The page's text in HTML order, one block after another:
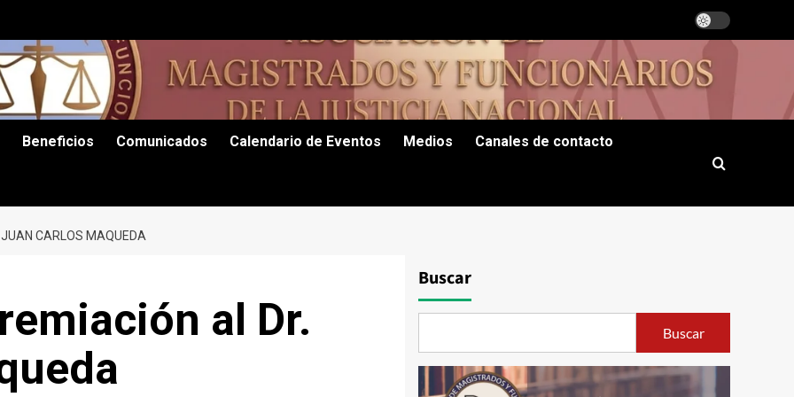
Beneficios Comunicados Calendario de Eventos Medios Canales de contacto
CARLOS MAQUEDA
al Dr.
Buscar
Buscar